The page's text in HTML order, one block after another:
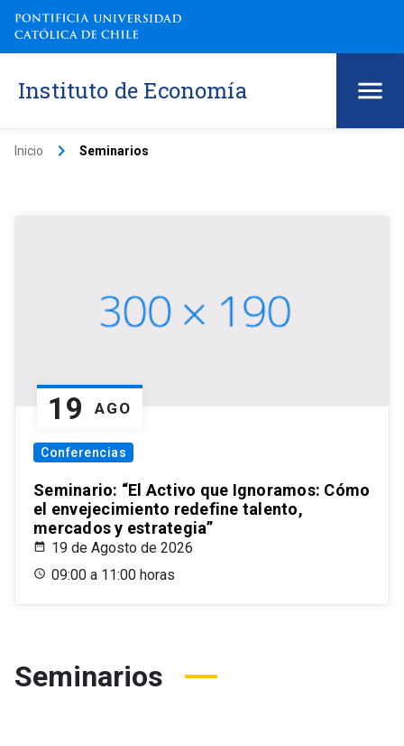
Instituto de Economía
Inicio keyboard_arrow_right Seminarios
19 AGO
Conferencias
Seminario: “El Activo que Ignoramos: Cómo
el envejecimiento redefine talento,
mercados y estrategia”
19 de Agosto de 2026
09:00 a 11:00 horas
Seminarios